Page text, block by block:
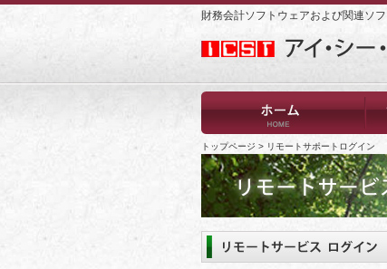
財務会計ソフトウェアおよび関連ソ
トップページ > リモートサポートログイン